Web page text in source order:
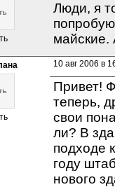
Люди, я
майские.
10 авг 2006 в
Привет!
теперь,
свои
ли? В
подходе
году
нового